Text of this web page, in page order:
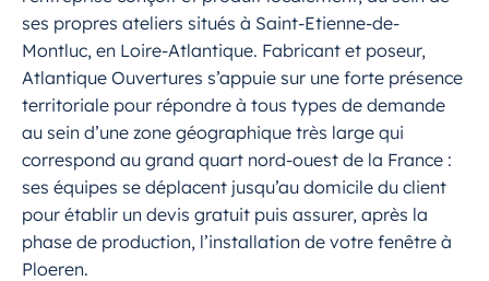
ses propres ateliers situés à Saint-Etienne-de-
Montluc, en Loire-Atlantique. Fabricant et poseur,
Atlantique Ouvertures s’appuie sur une forte présence
territoriale pour répondre à tous types de demande
au sein d’une zone géographique très large qui
correspond au grand quart nord-ouest de la France :
ses équipes se déplacent jusqu’au domicile du client
pour établir un devis gratuit puis assurer, après la
phase de production, l’installation de votre fenêtre à
Ploeren.